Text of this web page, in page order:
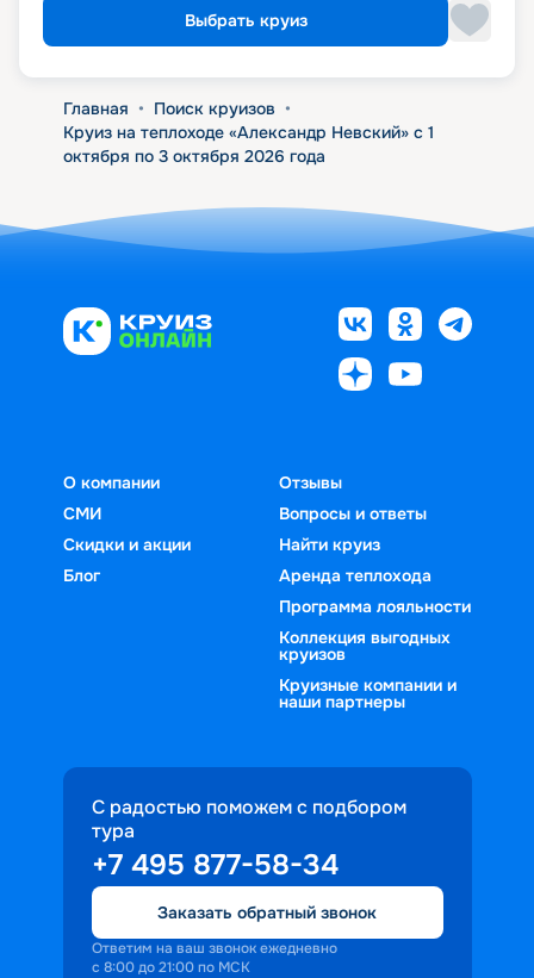
Выбрать круиз
Главная • Поиск круизов •
Круиз на теплоходе «Александр Невский» с 1
октября по 3 октября 2026 года
О компании
СМИ
Скидки и акции
Блог
Отзывы
Вопросы и ответы
Найти круиз
Аренда теплохода
Программа лояльности
Коллекция выгодных
круизов
Круизные компании и
наши партнеры
С радостью поможем с подбором
тура
+7 495 877-58-34
Заказать обратный звонок
Ответим на ваш звонок ежедневно
с 8:00 до 21:00 по МСК